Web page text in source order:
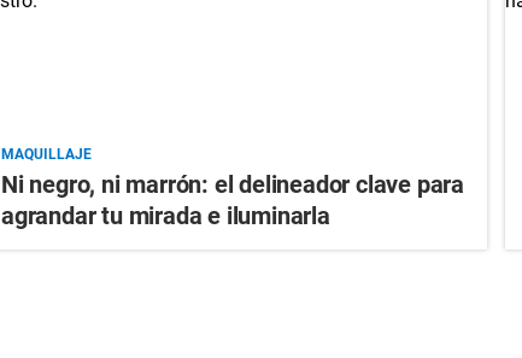
MAQUILLAJE
Ni negro, ni marrón: el delineador clave para
agrandar tu mirada e iluminarla